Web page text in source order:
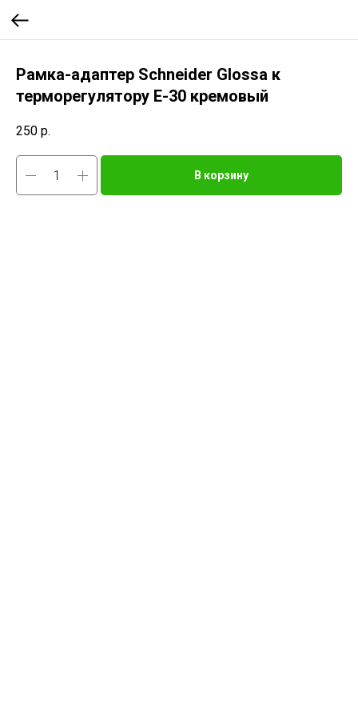
Рамка-адаптер Schneider Glossa к
терморегулятору Е-30 кремовый
250 р.
В корзину